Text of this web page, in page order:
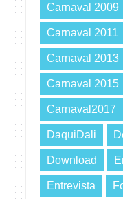
Carnaval 2009
Carnaval 2011
Carnaval 2013
Carnaval 2015
Carnaval2017
DaquiDali
Download
Entrevista